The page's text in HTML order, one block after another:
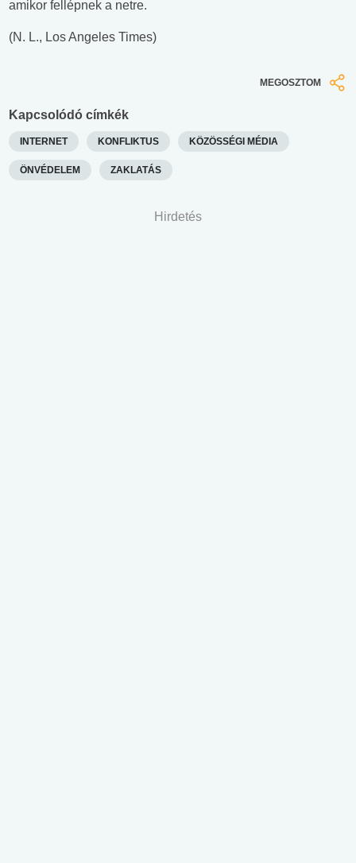
amikor fellépnek a netre.
(N. L., Los Angeles Times)
MEGOSZTOM
Kapcsolódó címkék
INTERNET KONFLIKTUS KÖZÖSSÉGI MÉDIA
ÖNVÉDELEM ZAKLATÁS
Hirdetés